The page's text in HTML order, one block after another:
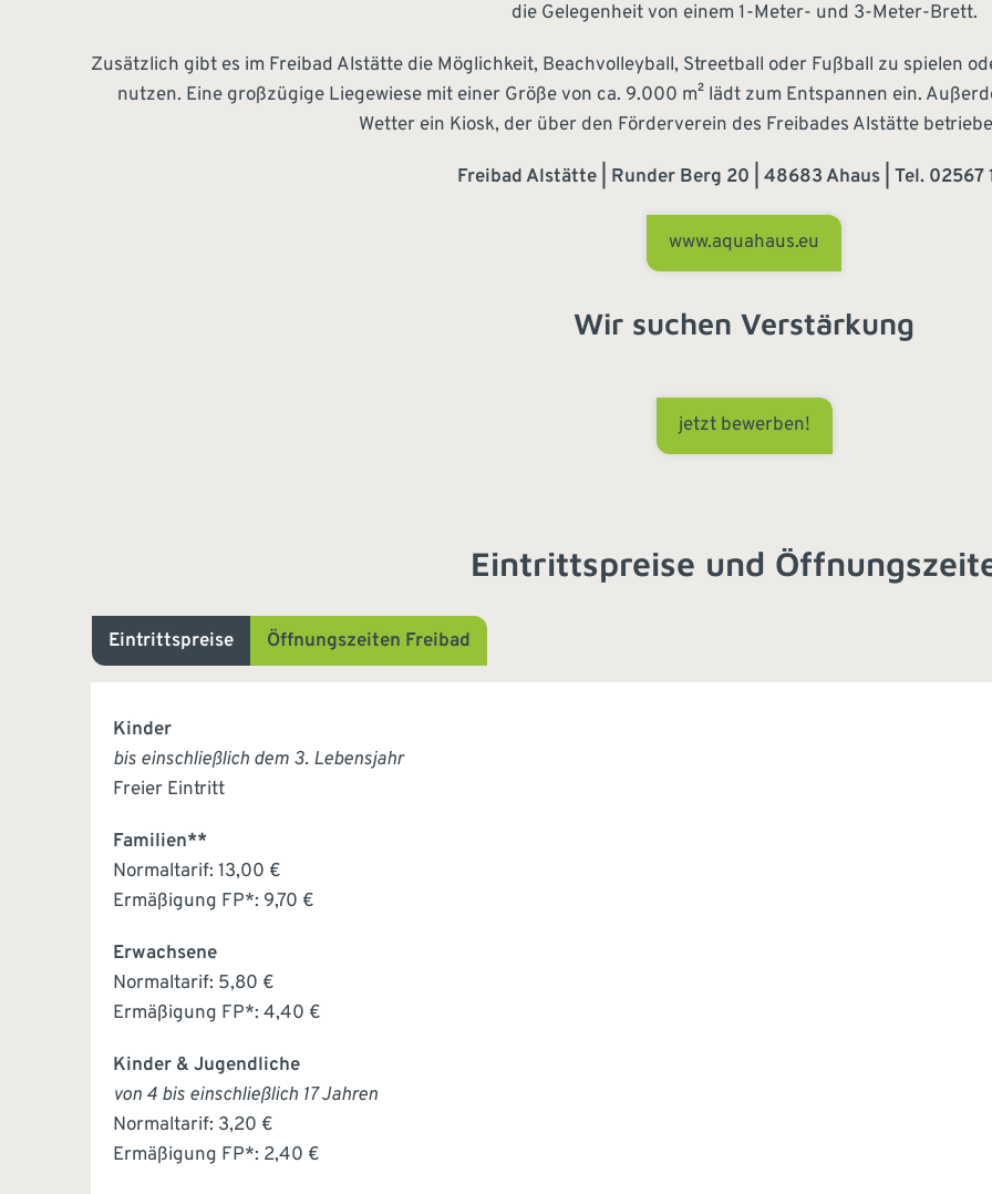
die Gelegenheit von einem 1-Meter- und 3-Meter-Brett.
Zusätzlich gibt es im Freibad Alstätte die Möglichkeit, Beachvolleyball, Streetball oder Fußball zu spielen
nutzen. Eine großzügige Liegewiese mit einer Größe von ca. 9.000 m² lädt zum Entspannen ein.
Wetter ein Kiosk, der über den Förderverein des Freibades Alstätte
Freibad Alstätte | Runder Berg 20 | 48683 Ahaus | Tel. 02567
www.aquahaus.eu
Wir suchen Verstärkung
jetzt bewerben!
Eintrittspreise und
Eintrittspreise Öffnungszeiten Freibad
Kinder
bis einschließlich dem 3. Lebensjahr
Freier Eintritt
Familien**
Normaltarif: 13,00 €
Ermäßigung FP*: 9,70 €
Erwachsene
Normaltarif: 5,80 €
Ermäßigung FP*: 4,40 €
Kinder & Jugendliche
von 4 bis einschließlich 17 Jahren
Normaltarif: 3,20 €
Ermäßigung FP*: 2,40 €